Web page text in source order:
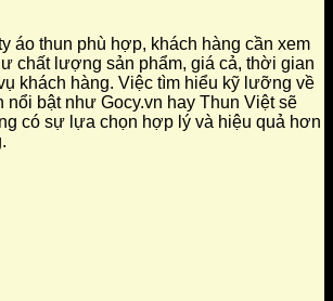
áo thun phù hợp, khách hàng cần xem
chất lượng sản phẩm, giá cả, thời gian
khách hàng. Việc tìm hiểu kỹ lưỡng về
nổi bật như Gocy.vn hay Thun Việt sẽ
có sự lựa chọn hợp lý và hiệu quả hơn